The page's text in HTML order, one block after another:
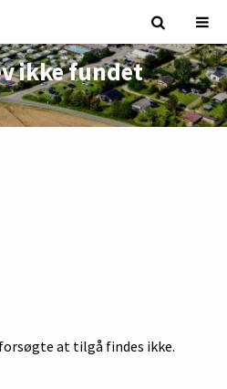
ikke fundet
forsøgte at tilgå findes ikke.